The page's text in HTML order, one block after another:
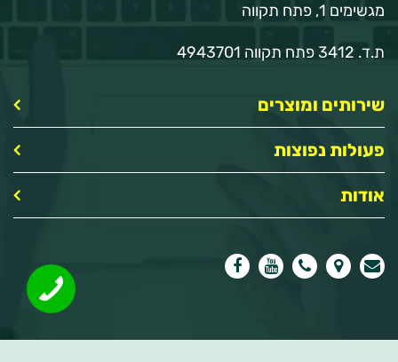
מגשימים 1, פתח תקווה
ת.ד. 3412 פתח תקווה 4943701
שירותים ומוצרים
פעולות נפוצות
אודות